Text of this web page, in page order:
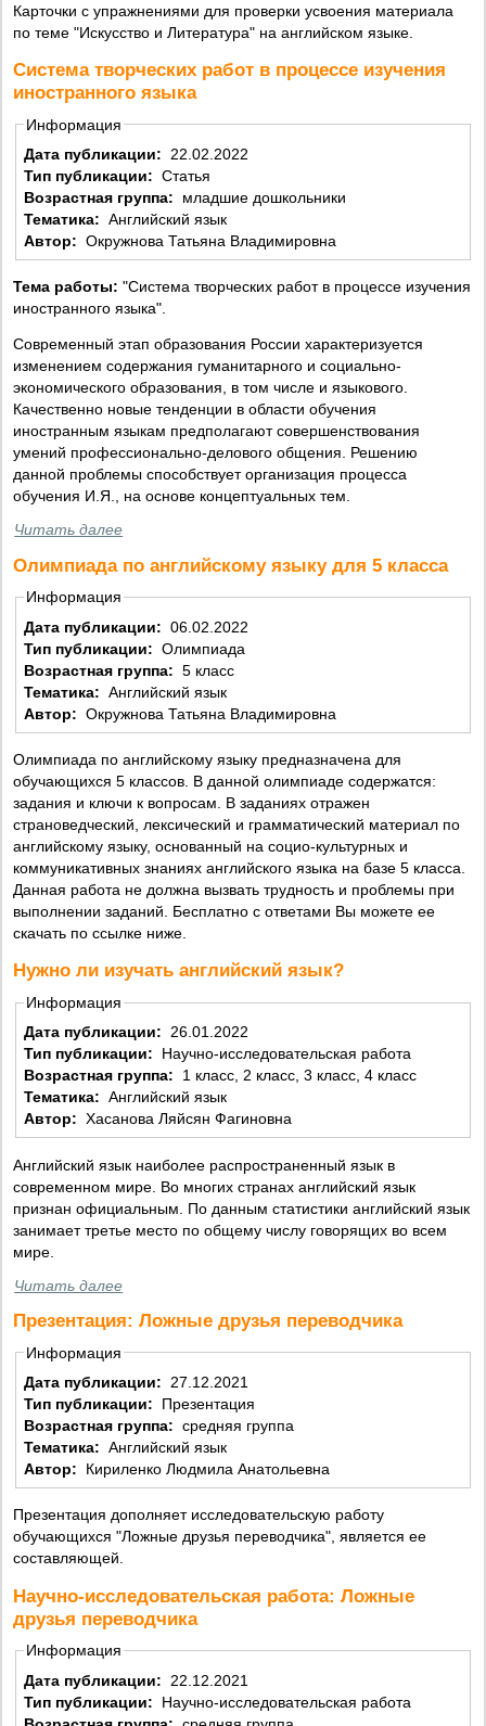
Карточки с упражнениями для проверки усвоения материала
по теме "Искусство и Литература" на английском языке.
Система творческих работ в процессе изучения
иностранного языка
Информация
Дата публикации:
22.02.2022
Тип публикации: Статья
Возрастная группа:
младшие дошкольники
Тематика: Английский язык
Автор: Окружнова Татьяна Владимировна
Тема работы: "Система творческих работ в процессе изучения
иностранного языка".
Современный этап образования России характеризуется
изменением содержания гуманитарного и социально-
экономического образования, в том числе и языкового.
Качественно новые тенденции в области обучения
иностранным языкам предполагают совершенствования
умений профессионально-делового общения. Решению
данной проблемы способствует организация процесса
обучения И.Я., на основе концептуальных тем.
Читать далее
Олимпиада по английскому языку для 5 класса
Информация
Дата публикации: 06.02.2022
Тип публикации: Олимпиада
Возрастная группа: 5 класс
Тематика: Английский язык
Автор: Окружнова Татьяна Владимировна
Олимпиада по английскому языку предназначена для
обучающихся 5 классов. В данной олимпиаде содержатся:
задания и ключи к вопросам. В заданиях отражен
страноведческий, лексический и грамматический материал по
английскому языку, основанный на социо-культурных и
коммуникативных знаниях английского языка на базе 5 класса.
Данная работа не должна вызвать трудность и проблемы при
выполнении заданий. Бесплатно с ответами Вы можете ее
скачать по ссылке ниже.
Нужно ли изучать английский язык?
Информация
Дата публикации: 26.01.2022
Тип публикации:
Научно-исследовательская работа
Возрастная группа:
1 класс, 2 класс, 3 класс, 4 класс
Тематика: Английский язык
Автор: Хасанова Ляйсян Фагиновна
Английский язык наиболее распространенный язык в
современном мире. Во многих странах английский язык
признан официальным. По данным статистики английский язык
занимает третье место по общему числу говорящих во всем
мире.
Читать далее
Презентация: Ложные друзья переводчика
Информация
Дата публикации:
27.12.2021
Тип публикации:
Презентация
Возрастная группа: средняя группа
Тематика: Английский язык
Автор:
Кириленко Людмила Анатольевна
Презентация дополняет исследовательскую работу
обучающихся "Ложные друзья переводчика", является ее
составляющей.
Научно-исследовательская работа: Ложные
друзья переводчика
Информация
Дата публикации:
22.12.2021
Тип публикации:
Научно-исследовательская работа